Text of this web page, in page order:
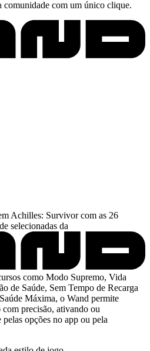
comunidade com um único clique.
Achilles: Survivor com as 26
selecionadas da
como Modo Supremo, Vida
de Saúde, Sem Tempo de Recarga
Máxima, o Wand permite
precisão, ativando ou
opções no app ou pela